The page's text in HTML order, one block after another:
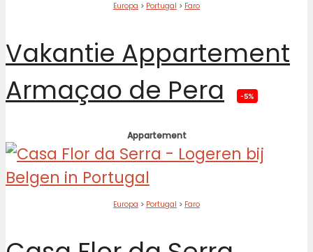
Europa > Portugal > Faro
Vakantie Appartement
Armaçao de Pera
-5%
Appartement
Europa > Portugal > Faro